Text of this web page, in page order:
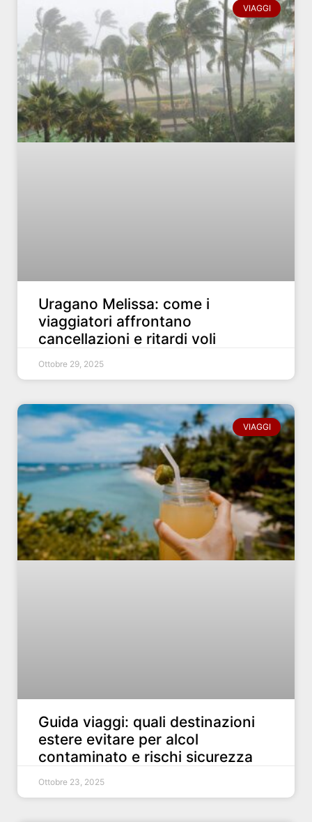
VIAGGI
Uragano Melissa: come i
viaggiatori affrontano
cancellazioni e ritardi voli
Ottobre 29, 2025
VIAGGI
Guida viaggi: quali destinazioni
estere evitare per alcol
contaminato e rischi sicurezza
Ottobre 23, 2025